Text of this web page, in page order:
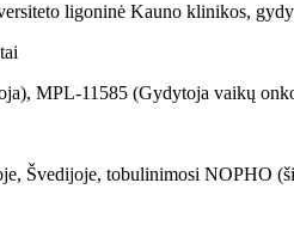
ligoninė Kauno klinikos,
MPL-11585 (Gydytoja vaikų
Švedijoje, tobulinimosi NOPHO